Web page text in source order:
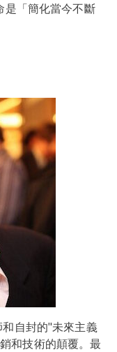
是「簡化當今不斷
自封的"未來主義
和技術的顛覆。最